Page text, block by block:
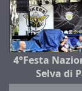
4°Festa
Selva di